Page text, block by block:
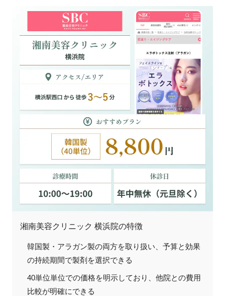
湘南美容クリニック 横浜院の特徴
韓国製・アラガン製の両方を取り扱い、予算と効果
の持続期間で製剤を選択できる
40単位単位での価格を明示しており、他院との費用
比較が明確にできる